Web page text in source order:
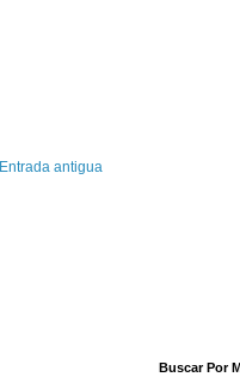
Entrada antigua
Buscar Por